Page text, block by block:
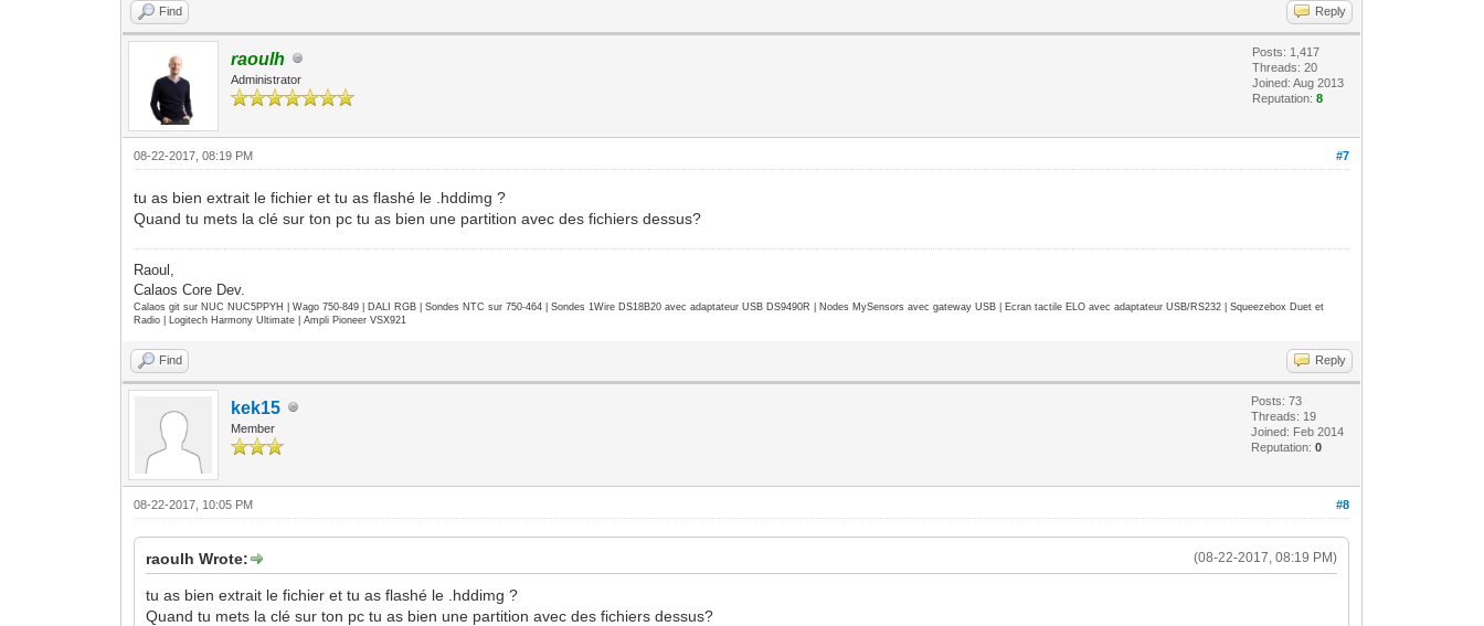
Find Reply
raoulh
Administrator
Posts: 1,417
Threads: 20
Joined: Aug 2013
Reputation:8
#7
08-22-2017, 08:19 PM
tu as bien extrait le fichier et tu as flashé le .hddimg ?
Quand tu mets la clé sur ton pc tu as bien une partition avec des fichiers dessus?
Raoul,
Calaos Core Dev.
Calaos git sur NUC NUC5PPYH | Wago 750-849 | DALI RGB | Sondes NTC sur 750-464 | Sondes 1Wire DS18B20 avec adaptateur USB DS9490R | Nodes MySensors avec gateway USB | Ecran tactile ELO avec adaptateur USB/RS232 | Squeezebox Duet et
Radio | Logitech Harmony Ultimate | Ampli Pioneer VSX921
Find Reply
kek15
Member
Posts: 73
Threads: 19
Joined: Feb 2014
Reputation:0
#8
08-22-2017, 10:05 PM
(08-22-2017, 08:19 PM)
raoulh Wrote:
tu as bien extrait le fichier et tu as flashé le .hddimg ?
Quand tu mets la clé sur ton pc tu as bien une partition avec des fichiers dessus?